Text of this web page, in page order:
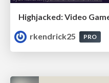
Highjacked: Video
rkendrick25
PRO